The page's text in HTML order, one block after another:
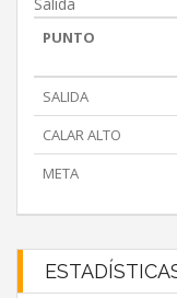
Salida
PUNTO
SALIDA
CALAR ALTO
META